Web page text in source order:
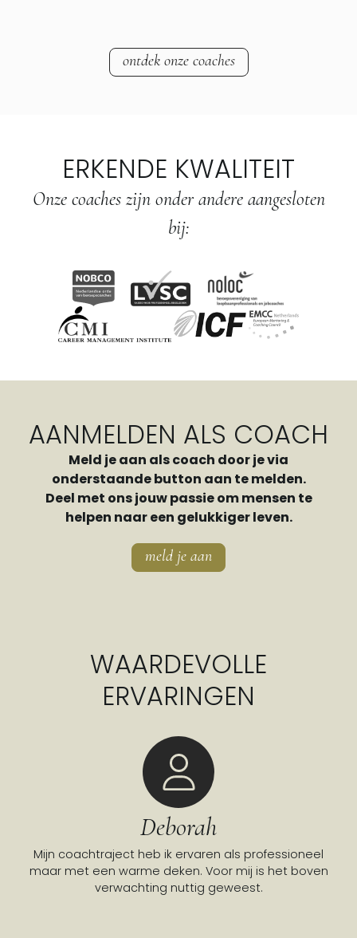
ontdek onze coaches
ERKENDE KWALITEIT
Onze coaches zijn onder andere aangesloten
bij:
AANMELDEN ALS COACH
Meld je aan als coach door je via
onderstaande button aan te melden.
Deel met ons jouw passie om mensen te
helpen naar een gelukkiger leven.
meld je aan
WAARDEVOLLE
ERVARINGEN
Deborah
Mijn coachtraject heb ik ervaren als professioneel
maar met een warme deken. Voor mij is het boven
verwachting nuttig geweest.